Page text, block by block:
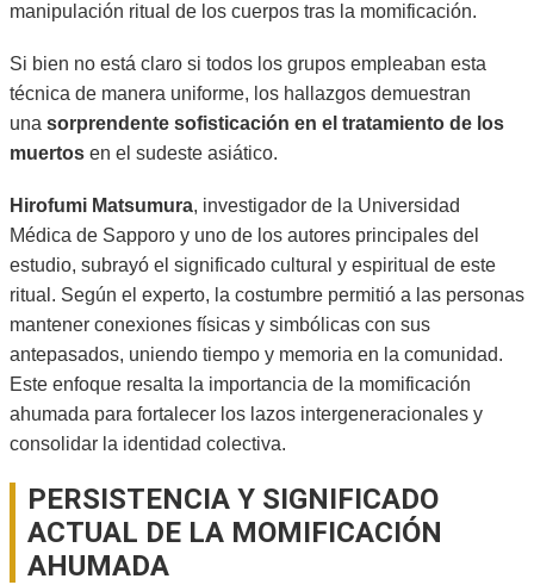
manipulación ritual de los cuerpos tras la momificación.
Si bien no está claro si todos los grupos empleaban esta
técnica de manera uniforme, los hallazgos demuestran
una sorprendente sofisticación en el tratamiento de los
muertos en el sudeste asiático.
Hirofumi Matsumura, investigador de la Universidad
Médica de Sapporo y uno de los autores principales del
estudio, subrayó el significado cultural y espiritual de este
ritual. Según el experto, la costumbre permitió a las personas
mantener conexiones físicas y simbólicas con sus
antepasados, uniendo tiempo y memoria en la comunidad.
Este enfoque resalta la importancia de la momificación
ahumada para fortalecer los lazos intergeneracionales y
consolidar la identidad colectiva.
PERSISTENCIA Y SIGNIFICADO
ACTUAL DE LA MOMIFICACIÓN
AHUMADA